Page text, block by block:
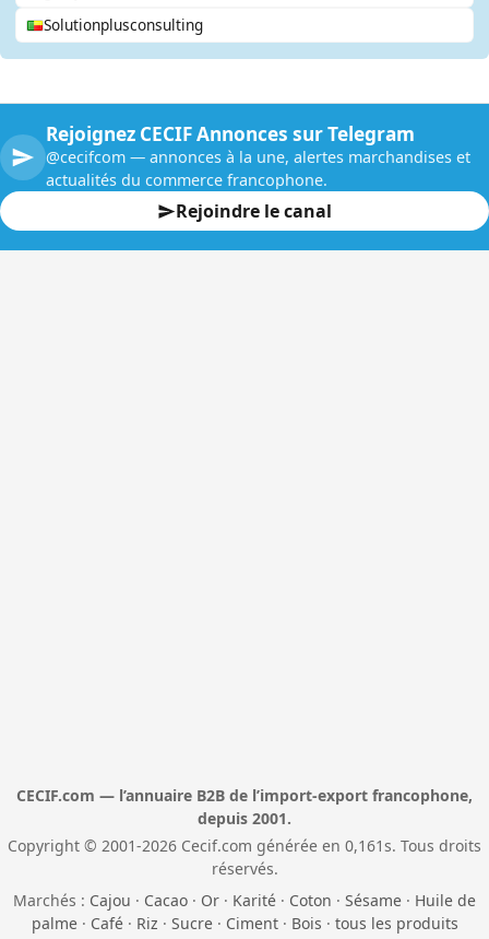
Solutionplusconsulting
Rejoignez CECIF Annonces sur Telegram
@cecifcom — annonces à la une, alertes marchandises et
actualités du commerce francophone.
Rejoindre le canal
CECIF.com — l’annuaire B2B de l’import-export francophone,
depuis 2001.
Copyright © 2001-2026 Cecif.com générée en 0,161s. Tous droits
réservés.
Marchés : Cajou · Cacao · Or · Karité · Coton · Sésame · Huile de
palme· Café· Riz · Sucre· Ciment· Bois · tous les produits